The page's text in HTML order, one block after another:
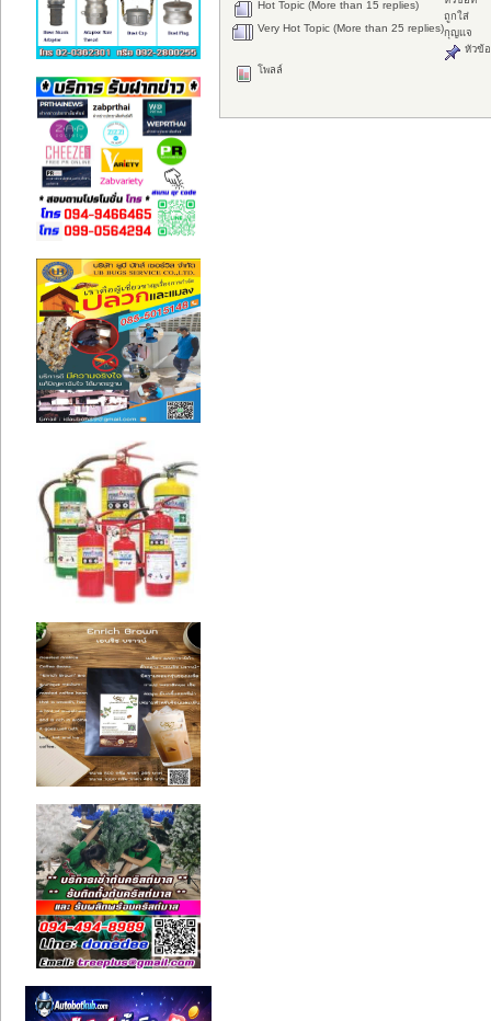
Hot Topic (More than 15 replies)
Very Hot Topic (More than 25 replies)
ถูกใส่
กุญแจ
หัวข้
โพลล์